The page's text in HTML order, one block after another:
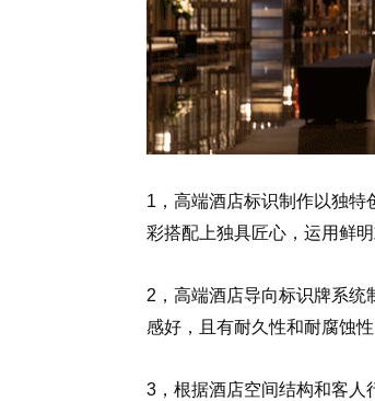
1，高端酒店标识制作以独
彩搭配上独具匠心，运用鲜
2，高端酒店导向标识牌系统
感好，且有耐久性和耐腐蚀
3，根据酒店空间结构和客人